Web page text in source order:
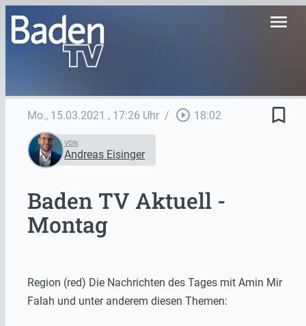
menu
Mo., 15.03.2021 , 17:26 Uhr / play_circle_outline 18:02 bookmark_border
VON
Andreas Eisinger
Baden TV Aktuell -
Montag
Region (red) Die Nachrichten des Tages mit Amin Mir
Falah und unter anderem diesen Themen: